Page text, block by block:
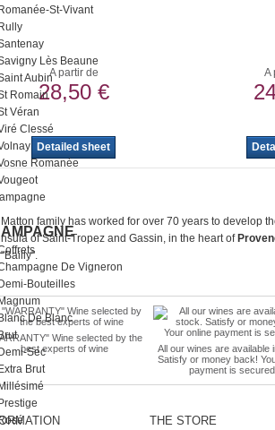
Romanée-St-Vivant
Rully
Lès Beaune
Aubin
Romain
Véran
Clessé
Romanée
De Vigneron
Demi-Bouteilles
Magnum
De Blanc
Demi-Sec
Extra Brut
Prestige
A partir de
28,50 €
Detailed sheet
A
family has worked for over 70 years to develop
of Saint-Tropez and Gassin, in the heart of
Wine selected by the
best experts of wine
All our wines are available
Satisfy or money back!
payment is secured.
THE STORE